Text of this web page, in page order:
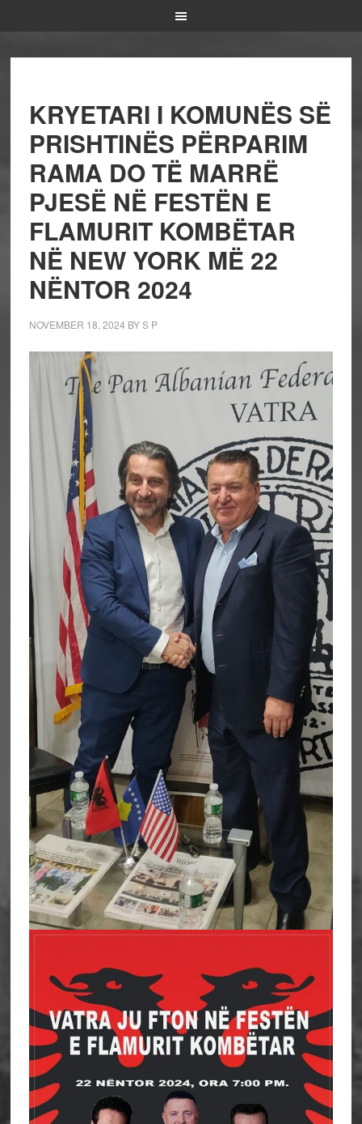
KRYETARI I KOMUNËS SË
PRISHTINËS PËRPARIM
RAMA DO TË MARRË
PJESË NË FESTËN E
FLAMURIT KOMBËTAR
NË NEW YORK MË 22
NËNTOR 2024
NOVEMBER 18, 2024 BYS P